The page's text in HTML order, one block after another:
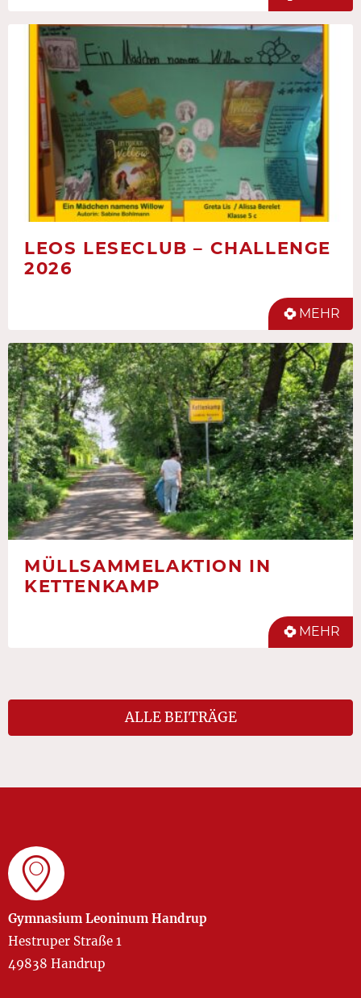
LEOS LESECLUB – CHALLENGE
2026
MEHR
MÜLLSAMMELAKTION IN
KETTENKAMP
MEHR
ALLE BEITRÄGE
Gymnasium Leoninum Handrup
Hestruper Straße 1
49838 Handrup